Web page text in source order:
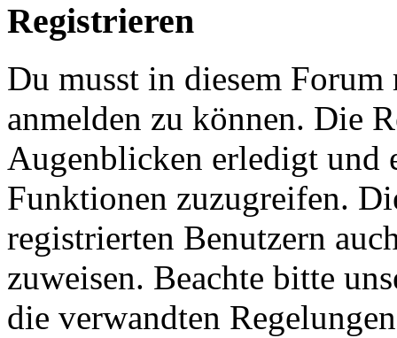
Registrieren
Du musst in diesem
anmelden zu können. Die
Augenblicken erledigt und
Funktionen zuzugreifen.
registrierten Benutzern
zuweisen. Beachte bitte
die verwandten